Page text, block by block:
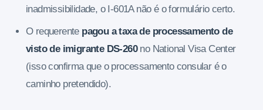
inadmissibilidade, o I-601A não é o formulário certo.
O requerente pagou a taxa de processamento de
visto de imigrante DS-260no National Visa Center
(isso confirma que o processamento consular é o
caminho pretendido).